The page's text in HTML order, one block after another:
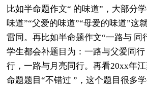
比如半命题作文“ 的味道”，大部分
味道”“父爱的味道”“母爱的味道”这
雷同。再比如半命题作文“一路与 同
学生都会补题目为：一路与父爱同行
行，一路与月亮同行。再看20xx年
命题题目“不错过 ”，这个题目很多